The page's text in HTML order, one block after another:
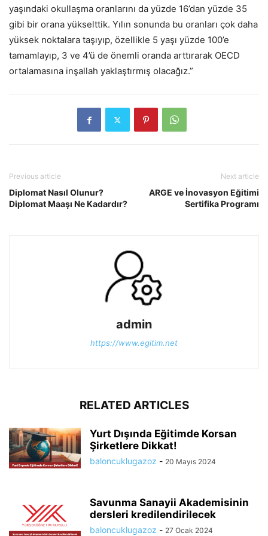
yaşındaki okullaşma oranlarını da yüzde 16’dan yüzde 35
gibi bir orana yükselttik. Yılın sonunda bu oranları çok daha
yüksek noktalara taşıyıp, özellikle 5 yaşı yüzde 100’e
tamamlayıp, 3 ve 4’ü de önemli oranda arttırarak OECD
ortalamasına inşallah yaklaştırmış olacağız.”
Previous article
Diplomat Nasıl Olunur?
Diplomat Maaşı Ne Kadardır?
Next article
ARGE ve İnovasyon Eğitimi
Sertifika Programı
admin
https://www.egitim.net
RELATED ARTICLES
Yurt Dışında Eğitimde Korsan
Şirketlere Dikkat!
baloncuklugazoz - 20 Mayıs 2024
Savunma Sanayii Akademisinin
dersleri kredilendirilecek
baloncuklugazoz - 27 Ocak 2024